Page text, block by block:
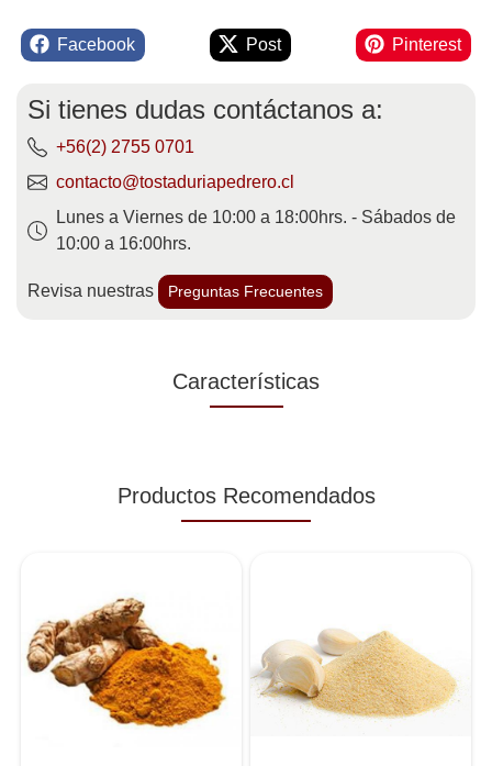
Facebook Post Pinterest
Si tienes dudas contáctanos a:
+56(2) 2755 0701
contacto@tostaduriapedrero.cl
Lunes a Viernes de 10:00 a 18:00hrs. - Sábados de
10:00 a 16:00hrs.
Revisa nuestras Preguntas Frecuentes
Características
Productos Recomendados